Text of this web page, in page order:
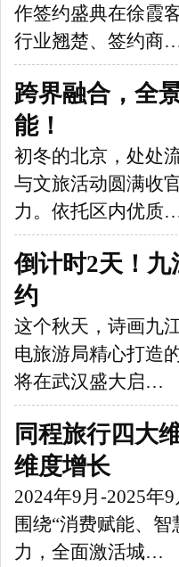
作签约盛典在徐霞
行业翘楚、签约商
跨界融合，全
能！
初冬的北京，处处
与文旅活动圆满收
力。依托区内优质
倒计时2天！
约
这个秋天，诗画九
电旅游局精心打造
将在武汉盛大启…
同程旅行四大
维度增长
2024年9月-2025年
围绕“消费赋能、
力，全面激活城…